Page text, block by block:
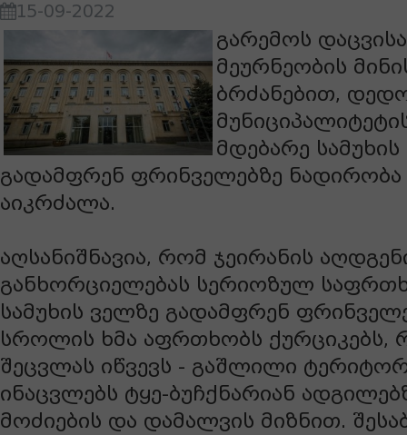
15-09-2022
გარემოს
მეურნეობის
ბრძანებით,
მდებარე
გადამფრენ ფრინველებზე
აიკრძალა.
აღსანიშნავია, რომ ჯეირანის
განხორციელებას სერიოზულ
სამუხის ველზე გადამფრენ
სროლის ხმა აფრთხობს ქურციკებს,
შეცვლას იწვევს - გაშლილი
ინაცვლებს ტყე-ბუჩქნარიან
მოძიების და დამალვის მიზნით.